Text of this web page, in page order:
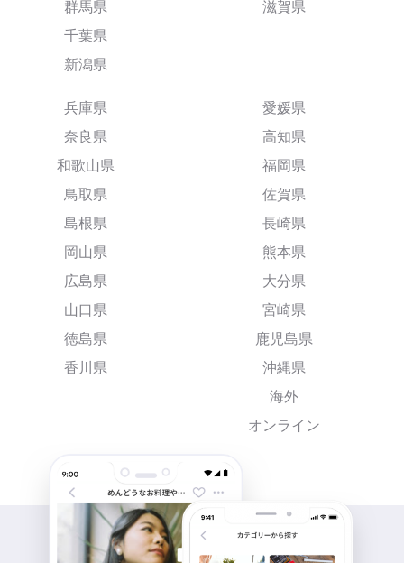
群馬県
千葉県
新潟県
滋賀県
兵庫県
奈良県
和歌山県
鳥取県
島根県
岡山県
広島県
山口県
徳島県
香川県
愛媛県
高知県
福岡県
佐賀県
長崎県
熊本県
大分県
宮崎県
鹿児島県
沖縄県
海外
オンライン